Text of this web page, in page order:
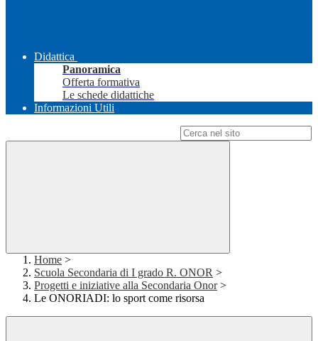
Didattica
Panoramica
Offerta formativa
Le schede didattiche
Informazioni Utili
Home >
Scuola Secondaria di I grado R. ONOR >
Progetti e iniziative alla Secondaria Onor >
Le ONORIADI: lo sport come risorsa